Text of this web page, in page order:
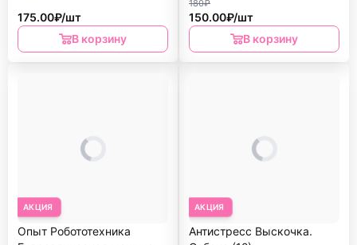
175.00₽/шт
В корзину
180₽
150.00₽/шт
В корзину
АКЦИЯ
Опыт Робототехника
АКЦИЯ
Антистресс Выскочка.